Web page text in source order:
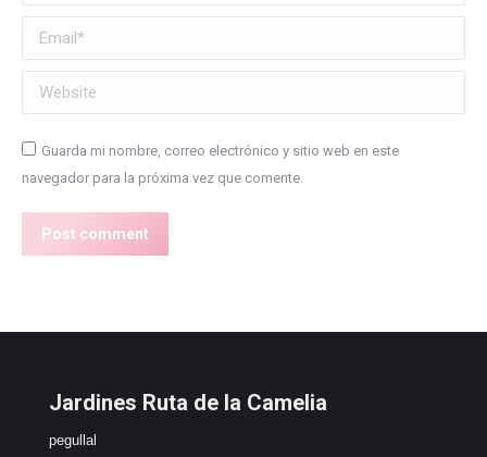
Email *
Website
Guarda mi nombre, correo electrónico y sitio web en este
navegador para la próxima vez que comente.
Post comment
Jardines Ruta de la Camelia
pegullal